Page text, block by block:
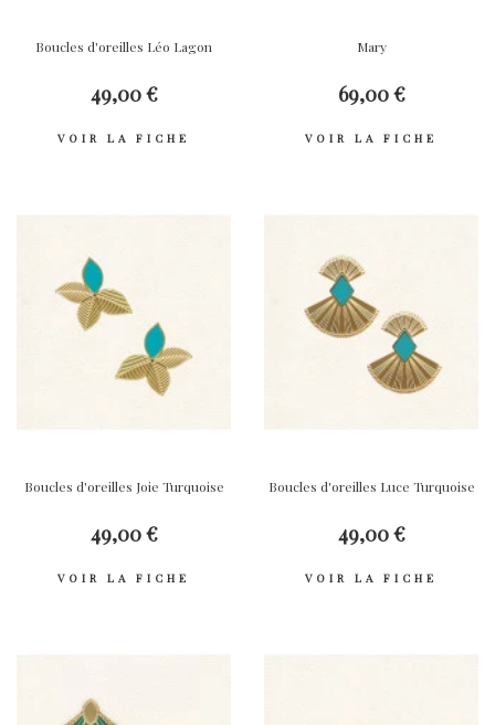
Boucles d'oreilles Léo Lagon
49,00 €
VOIR LA FICHE
Mary
69,00 €
VOIR LA FICHE
Boucles d'oreilles Joie Turquoise
49,00 €
VOIR LA FICHE
Boucles d'oreilles Luce Turquoise
49,00 €
VOIR LA FICHE